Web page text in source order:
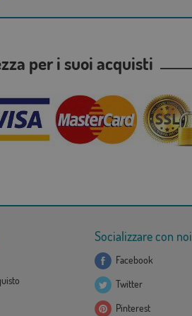
per i suoi acquisti
Socializzare con noi
Facebook
Twitter
Pinterest